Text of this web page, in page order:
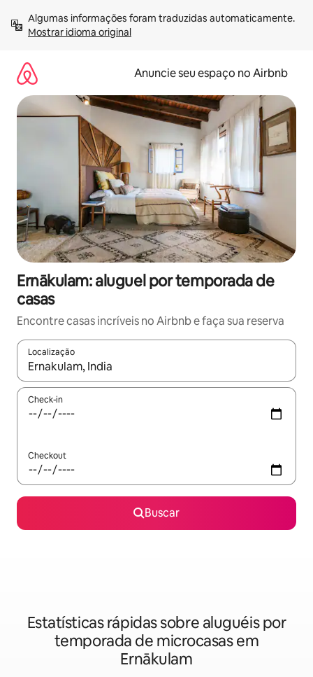
para
Mostrar idioma original
Anuncie seu espaço no Airbnb
Ernākulam: aluguel por temporada de
casas
Encontre casas incríveis no Airbnb e faça sua reserva
Localização
Quando os resultados estiverem disponíveis, explore-os
Check-in
Checkout
Buscar
Estatísticas rápidas sobre aluguéis por
temporada de microcasas em
Ernākulam